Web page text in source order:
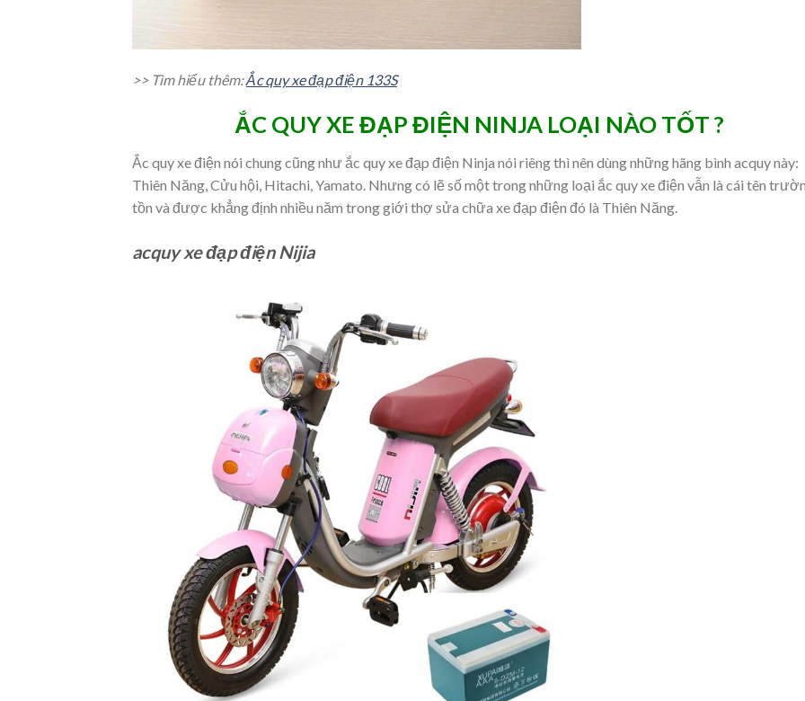
>> Tìm hiểu thêm:Ắc quy xe đạp điện 133S
ẮC QUY XE ĐẠP ĐIỆN NINJA LOẠI NÀO TỐT ?
Ắc quy xe điện nói chung cũng như ắc quy xe đạp điện Ninja nói riêng thì nên dùng những hãng bình acquy này:
Thiên Năng, Cửu hội, Hitachi, Yamato. Nhưng có lẽ số một trong những loại ắc quy xe điện vẫn là cái tên
tồn và được khẳng định nhiều năm trong giới thợ sửa chữa xe đạp điện đó là Thiên Năng.
acquy xe đạp điện Nijia